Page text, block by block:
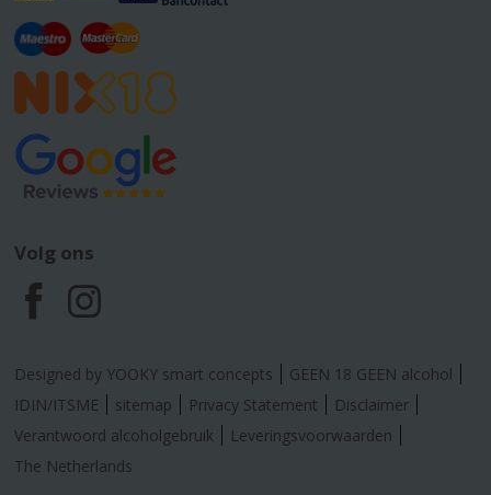
Volg ons
F
a
c
e
I
n
s
t
Designed by YOOKY smart concepts
GEEN 18 GEEN alcohol
IDIN/ITSME
sitemap Privacy Statement
Disclaimer
Verantwoord alcoholgebruik
Leveringsvoorwaarden
The Netherlands